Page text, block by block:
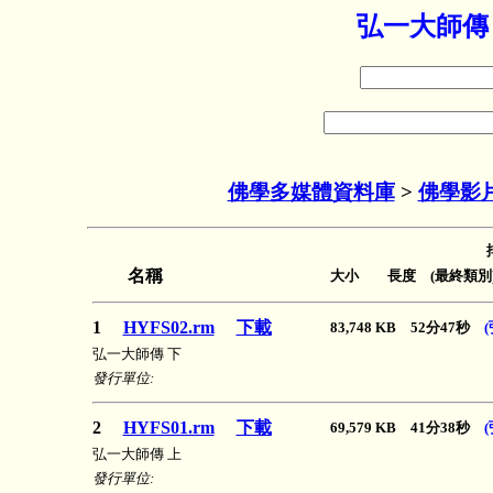
弘一大師
佛學多媒體資料庫> 佛學影
名稱 大小 長度 (最終類別
1 HYFS02.rm 下載 83,748 KB 52分47秒 (
弘一大師傳 下
發行單位:
2 HYFS01.rm 下載 69,579 KB 41分38秒 (
弘一大師傳 上
發行單位: